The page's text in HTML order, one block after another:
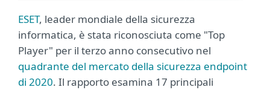
ESET, leader mondiale della sicurezza
informatica, è stata riconosciuta come "Top
Player" per il terzo anno consecutivo nel
quadrante del mercato della sicurezza endpoint
di 2020. Il rapporto esamina 17 principali